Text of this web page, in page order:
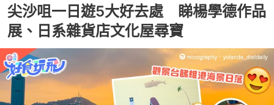
尖沙咀一日遊5大好去處 睇楊學德作品
展、日系雜貨店文化屋尋寶